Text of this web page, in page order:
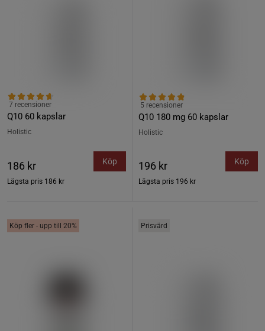
Q10 60 kapslar
7 recensioner
Holistic
186 kr
Lägsta pris 186 kr
Köp
Q10 180 mg 60 kapslar
5 recensioner
Holistic
196 kr
Lägsta pris 196 kr
Köp
Köp fler - upp till 20% Prisvärd